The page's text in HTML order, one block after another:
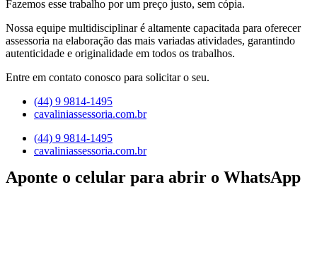
Fazemos esse trabalho por um preço justo, sem cópia.
Nossa equipe multidisciplinar é altamente capacitada para oferecer
assessoria na elaboração das mais variadas atividades, garantindo
autenticidade e originalidade em todos os trabalhos.
Entre em contato conosco para solicitar o seu.
(44) 9 9814-1495
cavaliniassessoria.com.br
(44) 9 9814-1495
cavaliniassessoria.com.br
Aponte o celular para abrir o WhatsApp